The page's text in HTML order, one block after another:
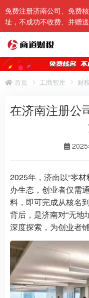
免费注册济南公司、免费
址，不成功不收费、并赠
首页 工商智库 财
在济南注册公
2025年，济南以“零
办生态，创业者仅需
料，即可完成从核名
背后，是济南对“无地
深度探索，为创业者